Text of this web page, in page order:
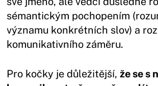
sémantickým pochopením
významu konkrétních slov) a
komunikativního záměru.
Pro kočky je důležitější,že se s